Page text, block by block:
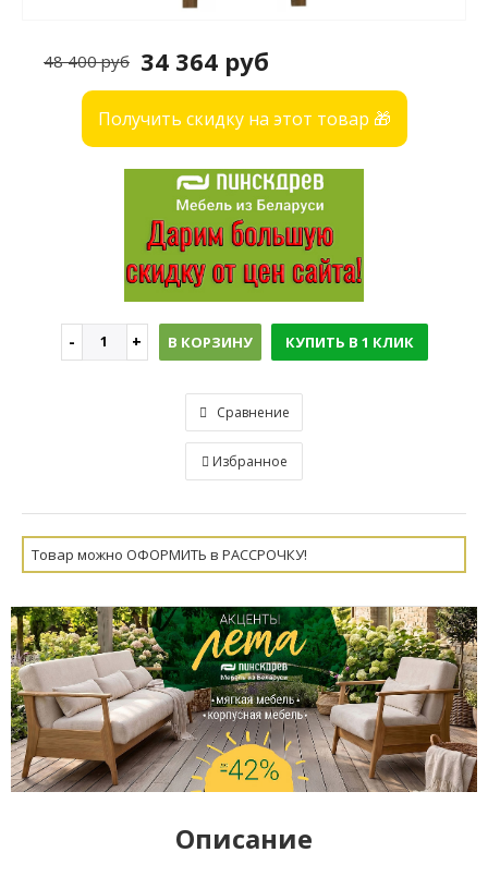
34 364 руб
48 400 руб
Получить скидку на этот товар 🎁
В КОРЗИНУ КУПИТЬ В 1 КЛИК
Сравнение
Избранное
Товар можно ОФОРМИТЬ в РАССРОЧКУ!
Описание